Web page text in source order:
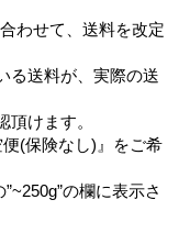
わせて、送料を改定
る送料が、実際の送
頂けます。
(保険なし)』をご希
の欄に表示さ